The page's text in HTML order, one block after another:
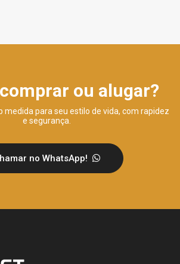
ou alugar?
medida para seu estilo de vida, com rapidez
e segurança.
no WhatsApp!